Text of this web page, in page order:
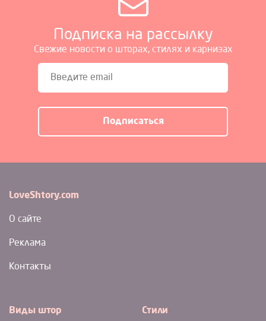
Подписка на рассылку
Свежие новости о шторах, стилях и карнизах
LoveShtory.com
О сайте
Реклама
Контакты
Виды штор Стили